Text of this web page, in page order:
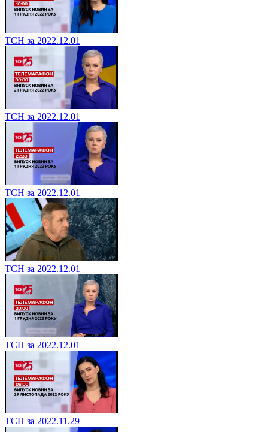
ТСН за 2022.12.01
ТСН за 2022.12.01
ТСН за 2022.12.01
ТСН за 2022.12.01
ТСН за 2022.12.01
ТСН за 2022.11.29